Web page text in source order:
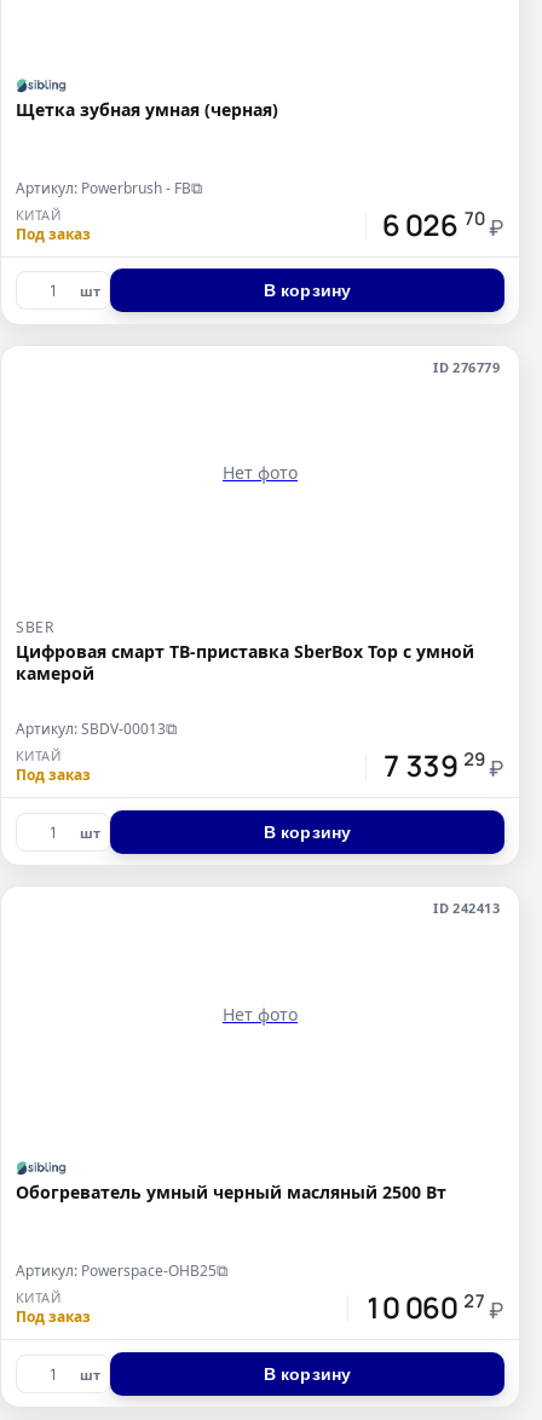
Щетка зубная умная (черная)
Артикул: Powerbrush - FB⧉
КИТАЙ
Под заказ 6 026 70 ₽
шт В корзину
ID 276779
Нет фото
SBER
Цифровая смарт ТВ-приставка SberBox Top с умной
камерой
Артикул: SBDV-00013⧉
КИТАЙ
Под заказ 7 339 29 ₽
шт В корзину
ID 242413
Нет фото
Обогреватель умный черный масляный 2500 Вт
Артикул: Powerspace-OHB25⧉
КИТАЙ
Под заказ 10 060 27 ₽
шт В корзину